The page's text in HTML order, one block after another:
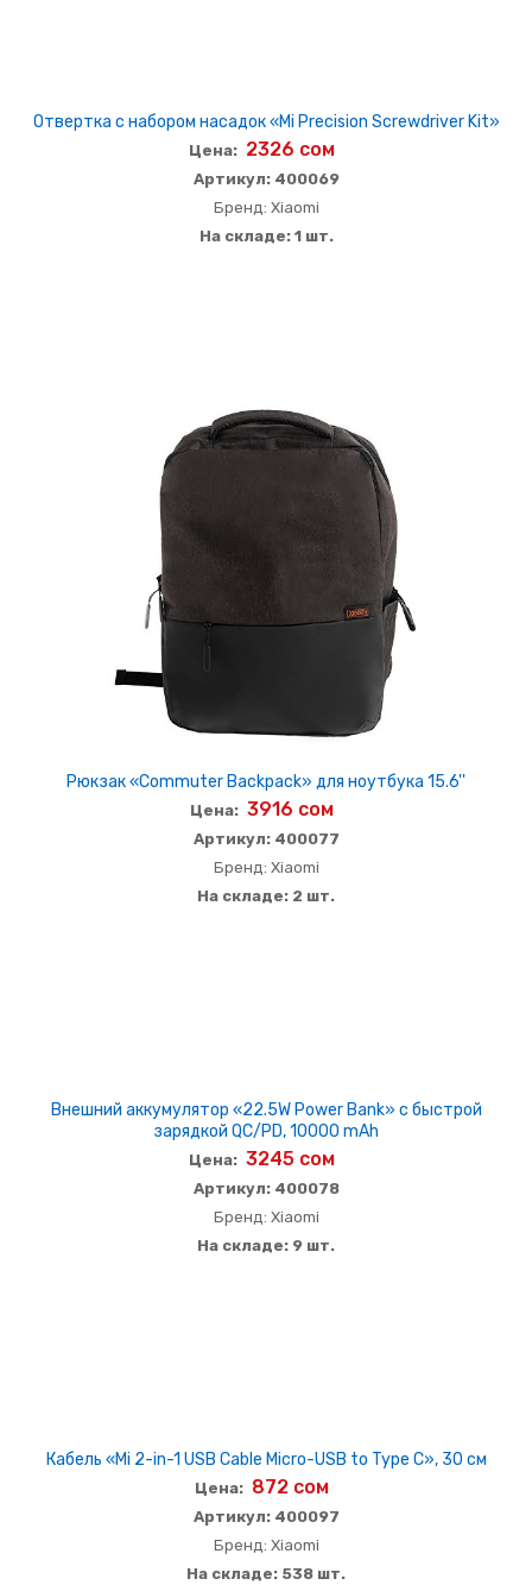
Отвертка с набором насадок «Mi Precision Screwdriver Kit»
Цена: 2326 сом
Артикул: 400069
Бренд: Xiaomi
На складе: 1 шт.
Рюкзак «Commuter Backpack» для ноутбука 15.6''
Цена: 3916 сом
Артикул: 400077
Бренд: Xiaomi
На складе: 2 шт.
Внешний аккумулятор «22.5W Power Bank» с быстрой
зарядкой QC/PD, 10000 mAh
Цена: 3245 сом
Артикул: 400078
Бренд: Xiaomi
На складе: 9 шт.
Кабель «Mi 2-in-1 USB Cable Micro-USB to Type C», 30 см
Цена: 872 сом
Артикул: 400097
Бренд: Xiaomi
На складе: 538 шт.